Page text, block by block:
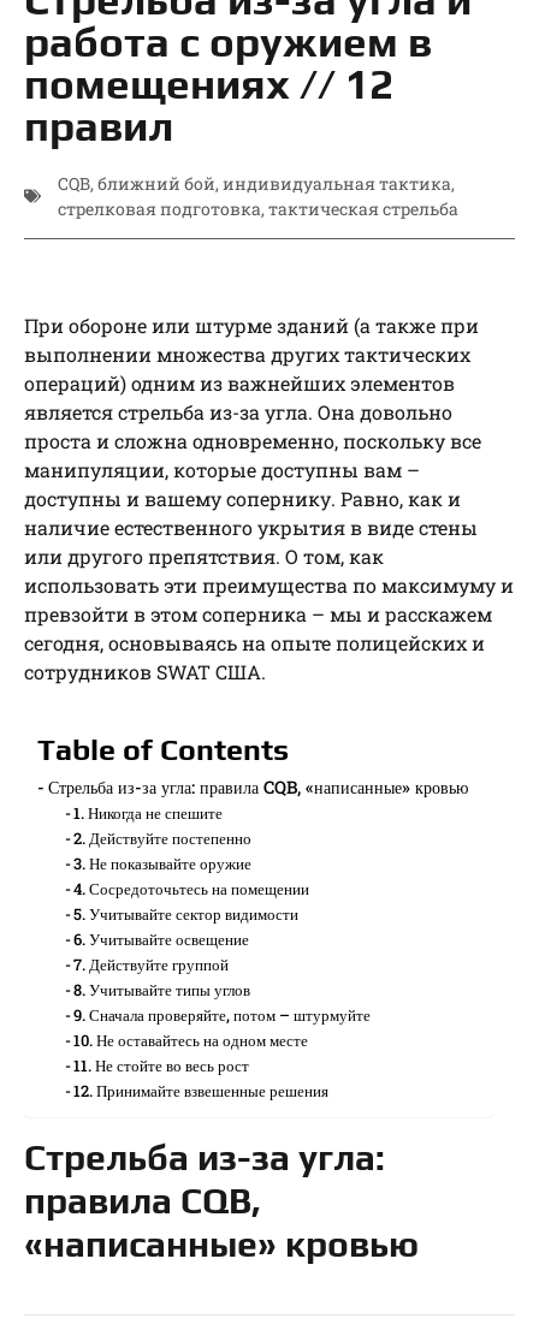
работа с оружием в
помещениях // 12
правил
CQB, ближний бой, индивидуальная тактика,
стрелковая подготовка, тактическая стрельба
При обороне или штурме зданий (а также при
выполнении множества других тактических
операций) одним из важнейших элементов
является стрельба из-за угла. Она довольно
проста и сложна одновременно, поскольку все
манипуляции, которые доступны вам –
доступны и вашему сопернику. Равно, как и
наличие естественного укрытия в виде стены
или другого препятствия. О том, как
использовать эти преимущества по максимуму и
превзойти в этом соперника – мы и расскажем
сегодня, основываясь на опыте полицейских и
сотрудников SWAT США.
Table of Contents
Стрельба из-за угла: правила CQB, «написанные» кровью
1. Никогда не спешите
2. Действуйте постепенно
3. Не показывайте оружие
4. Сосредоточьтесь на помещении
5. Учитывайте сектор видимости
6. Учитывайте освещение
7. Действуйте группой
8. Учитывайте типы углов
9. Сначала проверяйте, потом – штурмуйте
10. Не оставайтесь на одном месте
11. Не стойте во весь рост
12. Принимайте взвешенные решения
Стрельба из-за угла:
правила CQB,
«написанные» кровью